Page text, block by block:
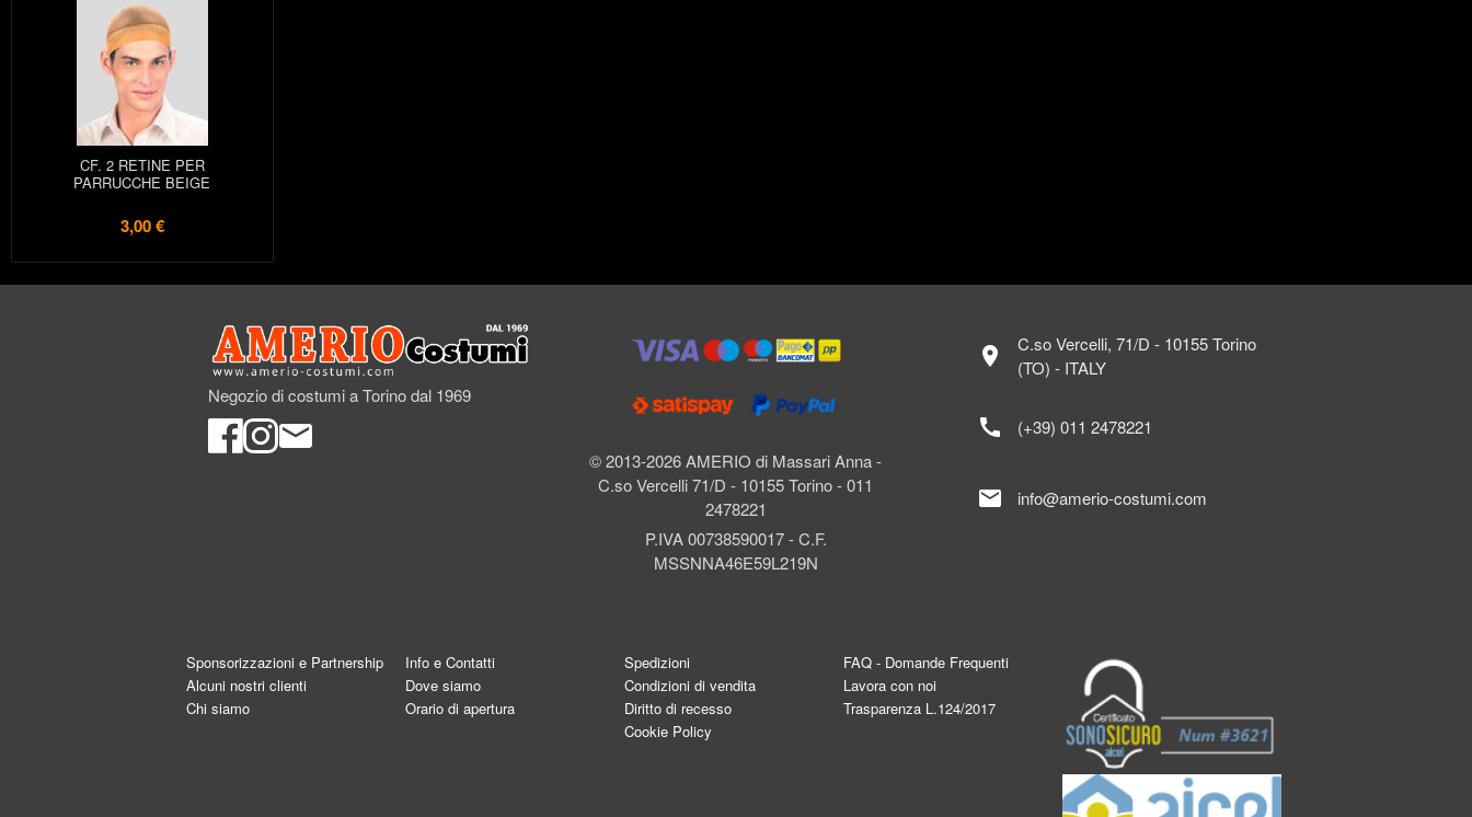
CF. 2 RETINE PER
PARRUCCHE BEIGE
3,00 €
Negozio di costumi a Torino dal 1969
© 2013-2026 AMERIO di Massari Anna -
C.so Vercelli 71/D - 10155 Torino - 011
2478221
P.IVA 00738590017 - C.F.
MSSNNA46E59L219N
location_on
C.so Vercelli, 71/D - 10155 Torino
(TO) - ITALY
call (+39) 011 2478221
mail info@amerio-costumi.com
Sponsorizzazioni e Partnership
Alcuni nostri clienti
Chi siamo
Info e Contatti
Dove siamo
Orario di apertura
Spedizioni
Condizioni di vendita
Diritto di recesso
Cookie Policy
FAQ - Domande Frequenti
Lavora con noi
Trasparenza L.124/2017